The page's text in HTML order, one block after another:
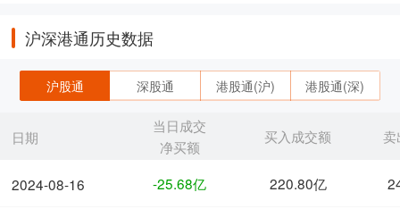
沪深港通历史数据
沪股通 深股通 港股通(沪) 港股通(深)
日期
2024-08-16
当日成交
净买额
买入成交额 卖
-25.68亿 220.80亿